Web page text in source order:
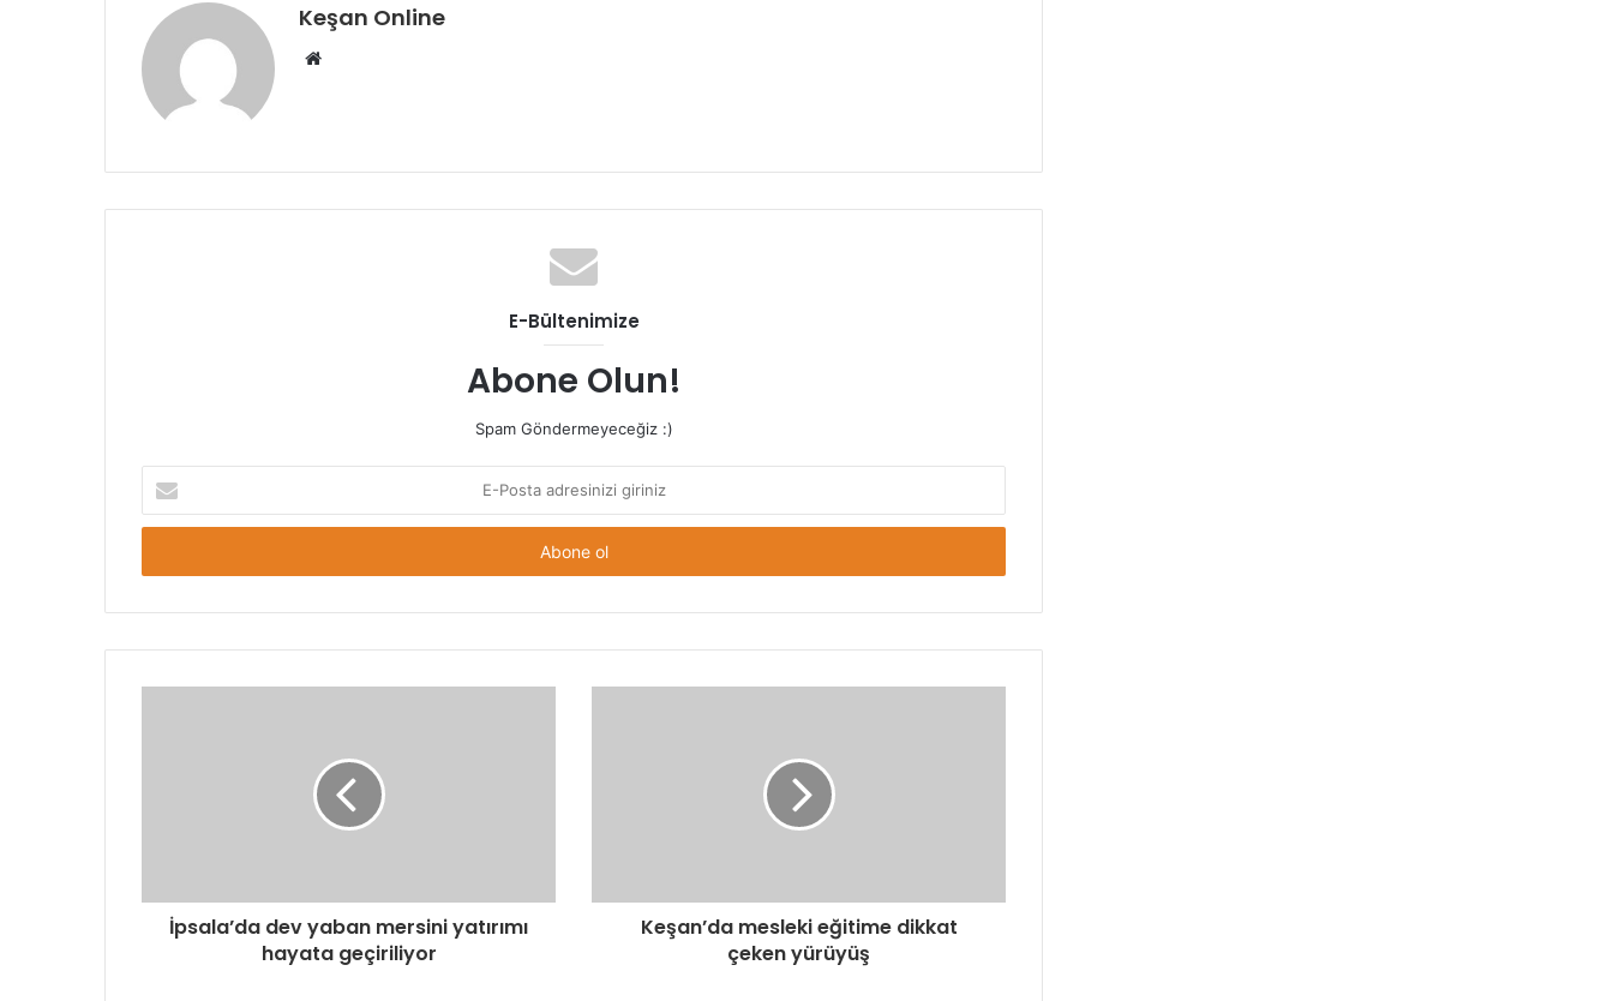
Keşan Online
Web
E-Bültenimize
Abone Olun!
Spam Göndermeyeceğiz :)
Posta
adresinizi
İpsala’da dev yaban mersini yatırımı
hayata geçiriliyor
Keşan’da mesleki eğitime dikkat
çeken yürüyüş